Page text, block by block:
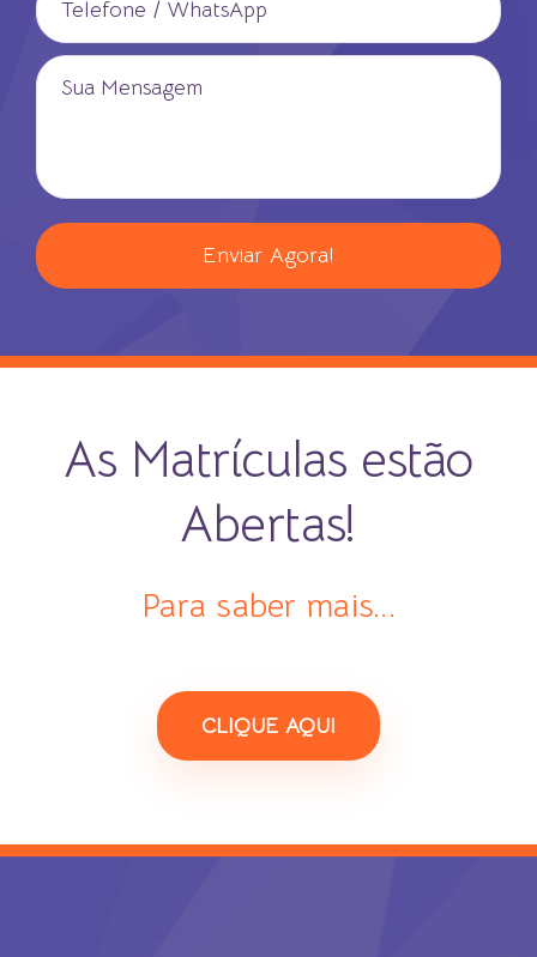
As Matrículas estão
Abertas!
Para saber mais...
CLIQUE AQUI